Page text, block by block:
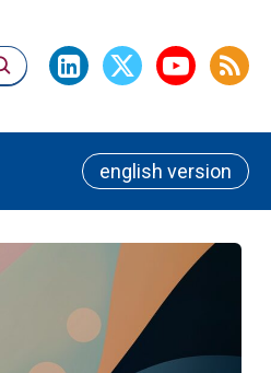
english version